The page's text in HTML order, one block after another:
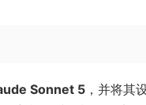
Sonnet 5 ，并将其